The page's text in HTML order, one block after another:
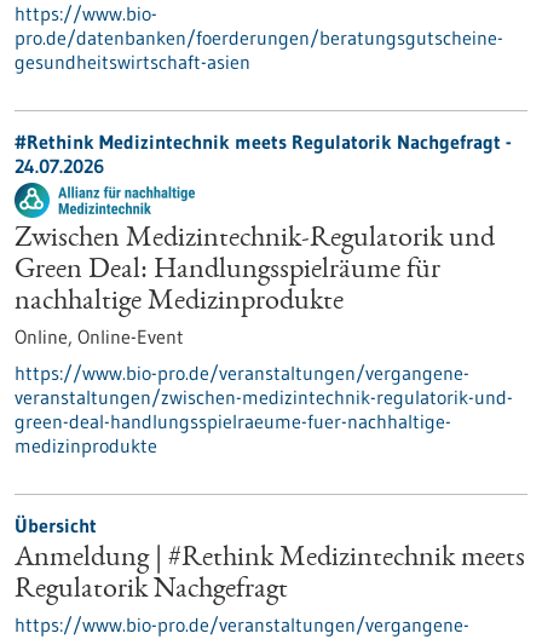
https://www.bio-
pro.de/datenbanken/foerderungen/beratungsgutscheine-
gesundheitswirtschaft-asien
#Rethink Medizintechnik meets Regulatorik Nachgefragt -
24.07.2026
Zwischen Medizintechnik-Regulatorik und
Green Deal: Handlungsspielräume für
nachhaltige Medizinprodukte
Online, Online-Event
https://www.bio-pro.de/veranstaltungen/vergangene-
veranstaltungen/zwischen-medizintechnik-regulatorik-und-
green-deal-handlungsspielraeume-fuer-nachhaltige-
medizinprodukte
Übersicht
Anmeldung | #Rethink Medizintechnik meets
Regulatorik Nachgefragt
https://www.bio-pro.de/veranstaltungen/vergangene-